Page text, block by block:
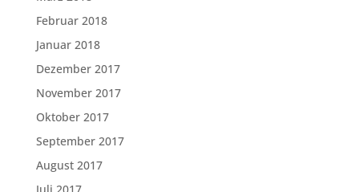
Februar 2018
Januar 2018
Dezember 2017
November 2017
Oktober 2017
September 2017
August 2017